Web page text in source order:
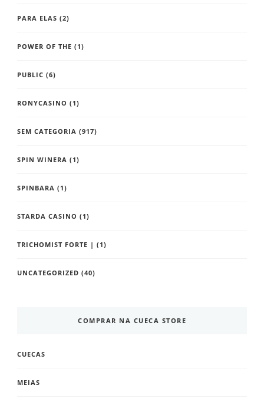
PARA ELAS (2)
POWER OF THE (1)
PUBLIC (6)
RONYCASINO (1)
SEM CATEGORIA (917)
SPIN WINERA (1)
SPINBARA (1)
STARDA CASINO (1)
TRICHOMIST FORTE | (1)
UNCATEGORIZED (40)
COMPRAR NA CUECA STORE
CUECAS
MEIAS